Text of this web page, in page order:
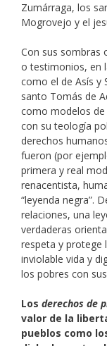
Zumárraga, los
Mogrovejo y el
Con sus sombras
o testimonios, en
como el de Asís y
santo Tomás de
como modelos
con su teología
derechos
fueron (por
primera y real
renacentista,
“leyenda negra”.
relaciones, una
verdaderas
respeta y protege
inviolable vida y
los pobres con
Los derechos de
valor de la
pueblos como